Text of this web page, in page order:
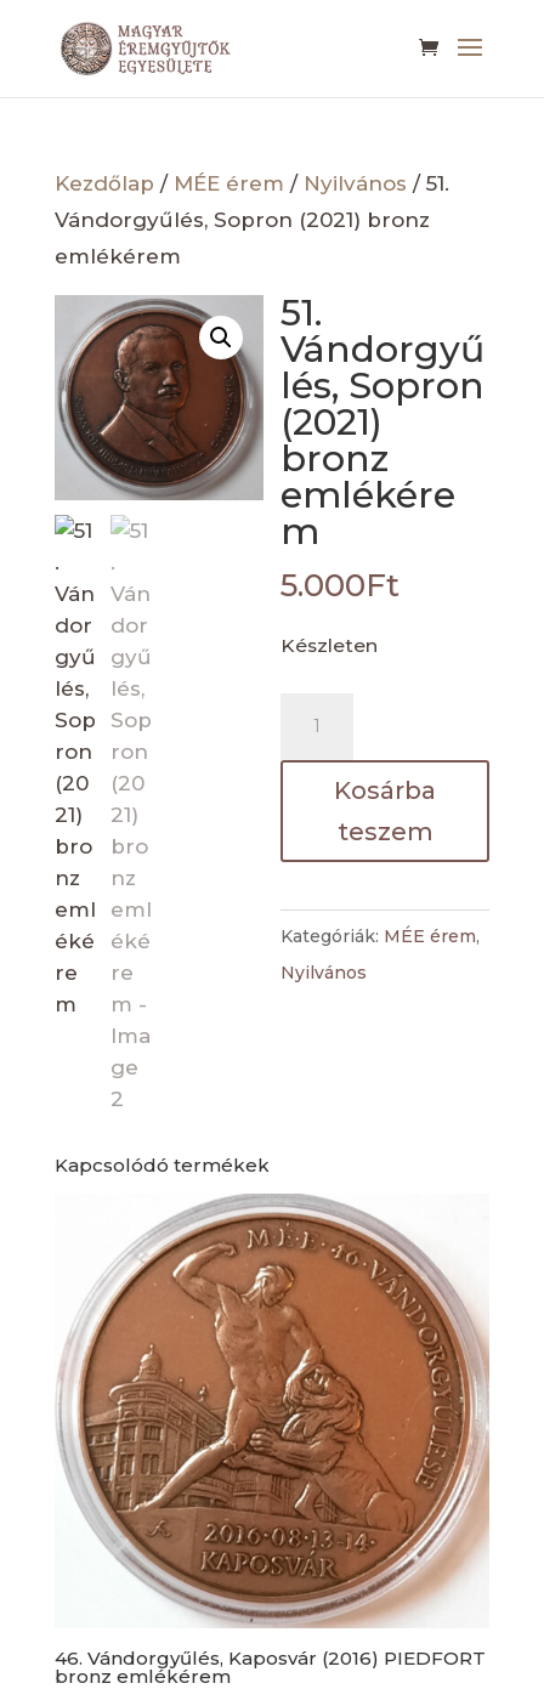
Kezdőlap / MÉE érem / Nyilvános / 51.
Vándorgyűlés, Sopron (2021) bronz
emlékérem
51.
Vándorgyű
lés, Sopron
(2021)
bronz
emlékére
m
5.000Ft
Készleten
Sopron
(2021)
bronz
mennyiség
Kosárba
teszem
Kategóriák: MÉE érem,
Nyilvános
Kapcsolódó termékek
46. Vándorgyűlés, Kaposvár (2016) PIEDFORT
bronz emlékérem